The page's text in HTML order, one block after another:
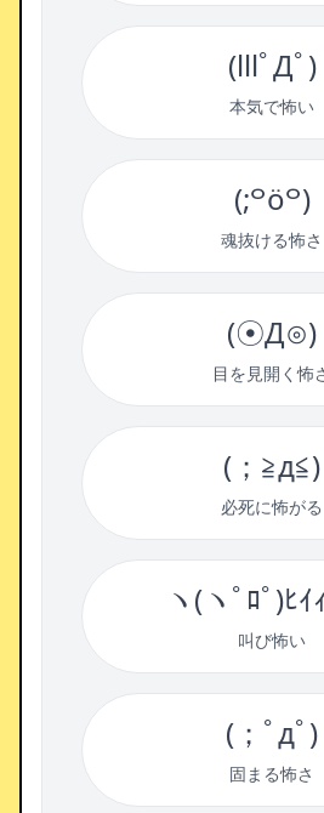
(lllﾟДﾟ)
本気で怖い
(;꒪ö꒪)
魂抜ける怖さ
(☉Д⊙)
目を見開く怖
(；≧д≦)
必死に怖がる
ヽ(ヽﾟﾛﾟ)ﾋｲ
叫び怖い
(；ﾟдﾟ)
固まる怖さ